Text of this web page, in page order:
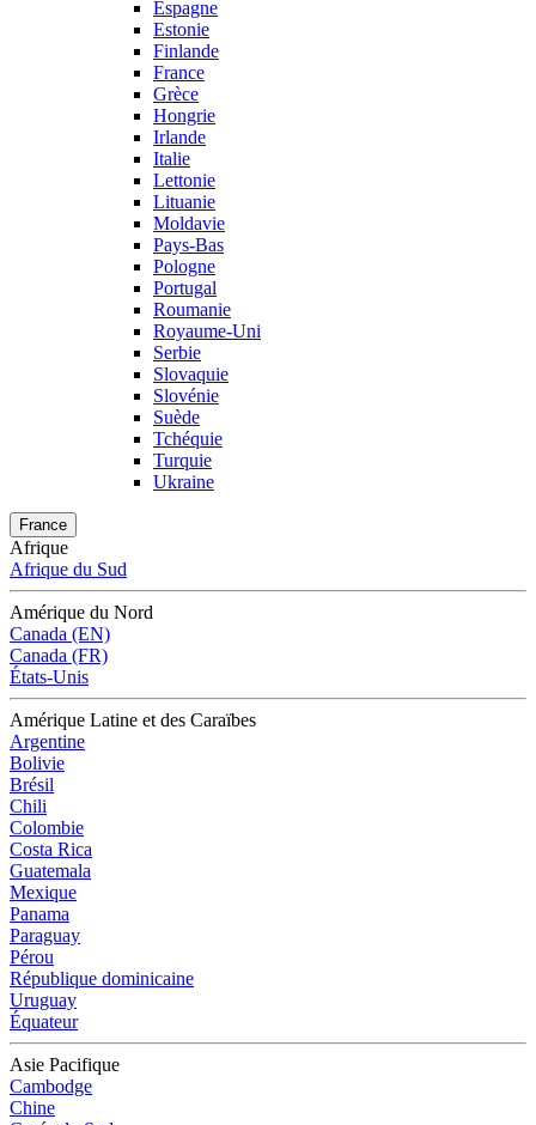
Espagne
Estonie
Finlande
France
Grèce
Hongrie
Irlande
Italie
Lettonie
Lituanie
Moldavie
Pays-Bas
Pologne
Portugal
Roumanie
Royaume-Uni
Serbie
Slovaquie
Slovénie
Suède
Tchéquie
Turquie
Ukraine
France
Afrique
Afrique du Sud
Amérique du Nord
Canada (EN)
Canada (FR)
États-Unis
Amérique Latine et des Caraïbes
Argentine
Bolivie
Brésil
Chili
Colombie
Costa Rica
Guatemala
Mexique
Panama
Paraguay
Pérou
République dominicaine
Uruguay
Équateur
Asie Pacifique
Cambodge
Chine